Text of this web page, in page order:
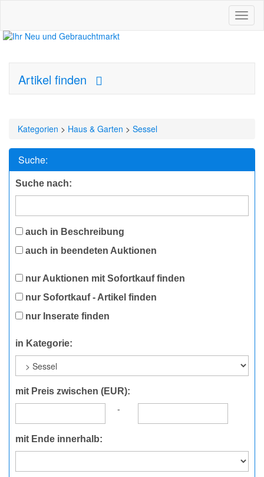
Artikel finden
Kategorien > Haus & Garten > Sessel
Suche:
Suche nach:
auch in Beschreibung
auch in beendeten Auktionen
nur Auktionen mit Sofortkauf finden
nur Sofortkauf - Artikel finden
nur Inserate finden
in Kategorie:
mit Preis zwischen (EUR):
-
mit Ende innerhalb: